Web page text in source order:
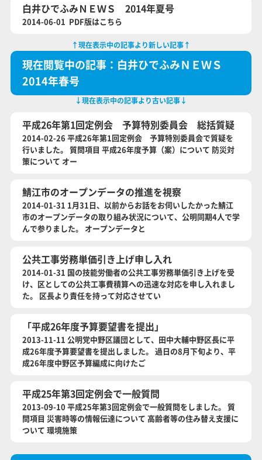
白井ひでふみＮＥＷＳ 2014年夏号
2014-06-01 PDF版はこちら
↑現在表示中の記事より新しい記事↑
現在閲覧中の記事：白井ひでふみＮＥＷＳ
2014年春号
↓現在表示中の記事より古い記事↓
平成26年第1回定例会 予算特別委員会 総括質疑
2014-02-26 平成26年第1回定例会 予算特別委員会で質疑を
行いました。 質問項目 平成26年度予算（案）について 防災対
策について オー
鯖江市のオープンデータの推進を視察
2014-01-31 1月31日、以前からお話をお伺いしたかった鯖江
市のオープンデータの取り組み状況について、公明同期4人で学
んで参りました。 オープンデータと
公共工事労務単価引き上げ申し入れ
2014-01-31 国の技能労働者の公共工事労務単価引き上げを受
け、区としての公共工事費積算への迅速な対応を申し入れまし
た。 区長より責任を持って対応させてい
「平成26年度予算要望書を提出」
2013-11-11 公明党中野区議団として、田中大輔中野区長に平
成26年度予算要望書を提出しました。 過日の8月下旬より、平
成26年度中野区予算編成に向けたご
平成25年第3回定例会で一般質問
2013-09-10 平成25年第3回定例会で一般質問をしました。 質
問項目 災害時等の情報伝達について 高齢者等の住み替え支援に
ついて 環境施策